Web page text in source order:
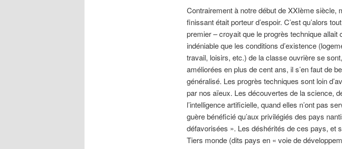
Contrairement à notre début de XXIème siècle,
finissant était porteur d’espoir. C’est qu’alors
premier – croyait que le progrès technique allait
indéniable que les conditions d’existence
travail, loisirs, etc.) de la classe ouvrière se
améliorées en plus de cent ans, il s’en faut de
généralisé. Les progrès techniques sont loin
par nos aïeux. Les découvertes de la science,
l’intelligence artificielle, quand elles n’ont pas
guère bénéficié qu’aux privilégiés des pays
défavorisées ». Les déshérités de ces pays, et
Tiers monde (dits pays en « voie de